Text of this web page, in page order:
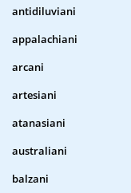
antidiluviani
appalachiani
arcani
artesiani
atanasiani
australiani
balzani